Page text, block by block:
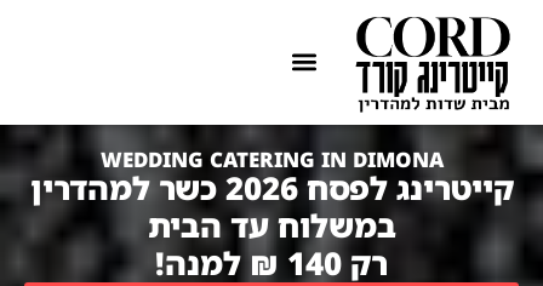
WEDDING CATERING IN DIMONA
קייטרינג לפסח 2026 כשר למהדרין
במשלוח עד הבית
רק 140 ₪ למנה!